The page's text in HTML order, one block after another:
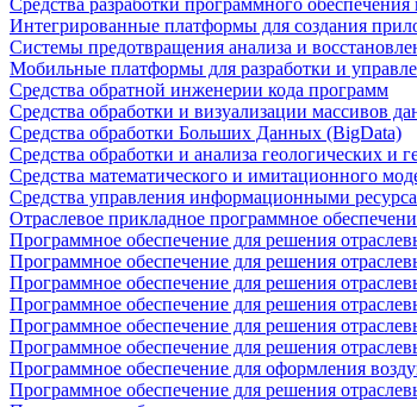
Средства разработки программного
Интегрированные платформы для создания
Системы предотвращения анализа и
Мобильные платформы для разработки и
Средства обратной инженерии кода программ
Средства обработки и визуализации массивов
Средства обработки Больших Данных (BigData)
Средства обработки и анализа геологических и
Средства математического и имитационного
Средства управления информационными
Отраслевое прикладное программное
Программное обеспечение для решения
Программное обеспечение для решения
Программное обеспечение для решения
Программное обеспечение для решения
Программное обеспечение для решения
Программное обеспечение для решения
Программное обеспечение для оформления
Программное обеспечение для решения